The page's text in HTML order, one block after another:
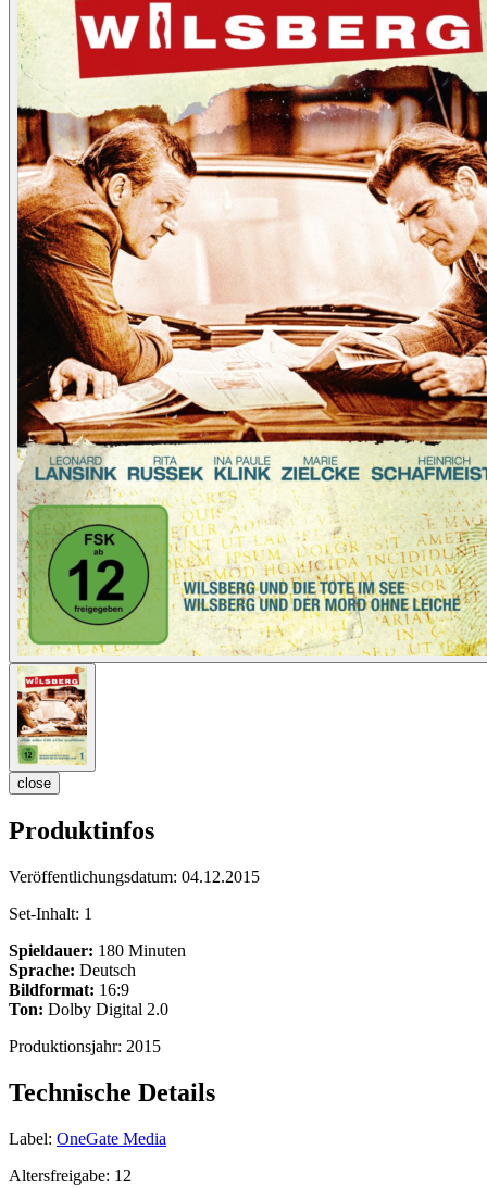
close
Produktinfos
Veröffentlichungsdatum: 04.12.2015
Set-Inhalt: 1
Spieldauer: 180 Minuten
Sprache: Deutsch
Bildformat: 16:9
Ton: Dolby Digital 2.0
Produktionsjahr: 2015
Technische Details
Label: OneGate Media
Altersfreigabe: 12